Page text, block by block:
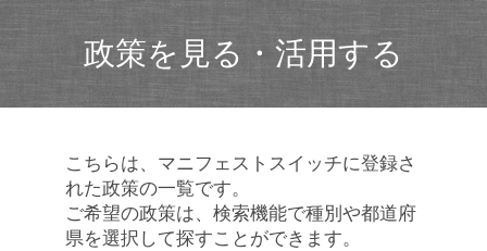
政策を見る・活用する
こちらは、マニフェストスイッチに登録さ
れた政策の一覧です。
ご希望の政策は、検索機能で種別や都道府
県を選択して探すことができます。